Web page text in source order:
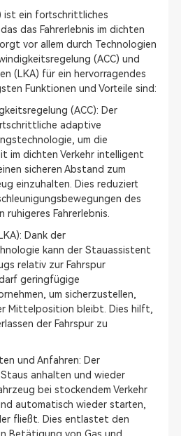
ist ein fortschrittliches
das Fahrerlebnis im dichten
vor allem durch Technologien
(ACC) und
(LKA) für ein hervorragendes
Funktionen und Vorteile sind:
(ACC): Der
adaptive
um die
im dichten Verkehr intelligent
sicheren Abstand zum
einzuhalten. Dies reduziert
des
ruhigeres Fahrerlebnis.
Dank der
kann der Stauassistent
relativ zur Fahrspur
geringfügige
um sicherzustellen,
Mittelposition bleibt. Dies hilft,
der Fahrspur zu
und Anfahren: Der
anhalten und wieder
bei stockendem Verkehr
automatisch wieder starten,
fließt. Dies entlastet den